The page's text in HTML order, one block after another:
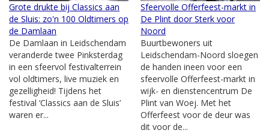
Grote drukte bij Classics aan
de Sluis: zo'n 100 Oldtimers op
de Damlaan
De Damlaan in Leidschendam
veranderde twee Pinksterdag
in een sfeervol festivalterrein
vol oldtimers, live muziek en
gezelligheid! Tijdens het
festival ‘Classics aan de Sluis’
waren er...
Sfeervolle Offerfeest-markt in
De Plint door Sterk voor
Noord
Buurtbewoners uit
Leidschendam-Noord sloegen
de handen ineen voor een
sfeervolle Offerfeest-markt in
wijk- en dienstencentrum De
Plint van Woej. Met het
Offerfeest voor de deur was
dit voor de...